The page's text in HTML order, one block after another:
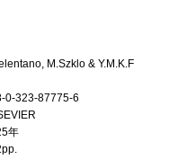
M.Szklo & Y.M.K.F
0-323-87775-6
年